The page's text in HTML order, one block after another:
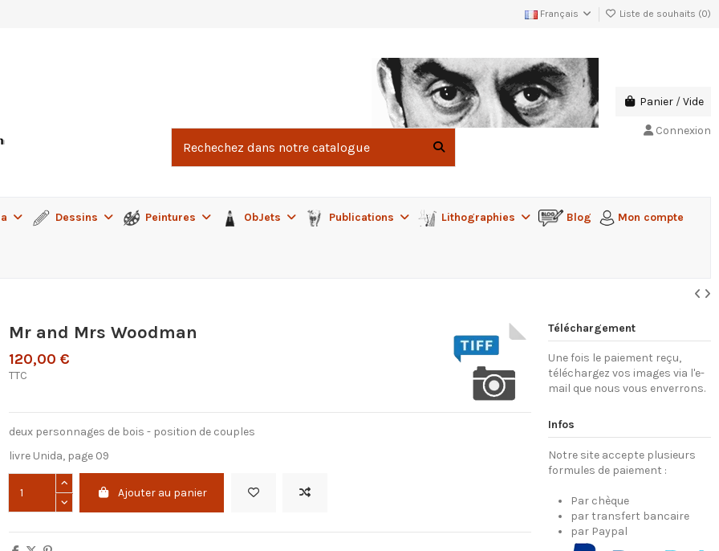
Français Liste de souhaits (0)
Panier /Vide
Connexion
Dessins Peintures ObJets Publications Lithographies Blog Mon compte
Mr and Mrs Woodman
120,00 €
TTC
deux personnages de bois - position de couples
livre Unida, page 09
Ajouter au panier
Téléchargement
Une fois le paiement reçu,
téléchargez vos images via l'e-
mail que nous vous enverrons.
Infos
Notre site accepte plusieurs
formules de paiement :
Par chèque
par transfert bancaire
par Paypal